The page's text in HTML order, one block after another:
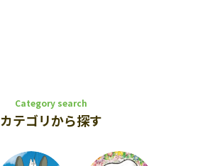
Category search
カテゴリから探す